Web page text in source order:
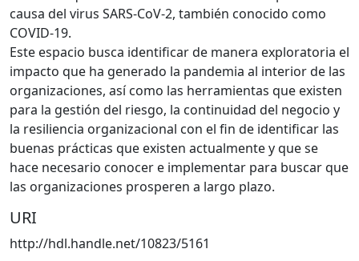
causa del virus SARS-CoV-2, también conocido como
COVID-19.
Este espacio busca identificar de manera exploratoria el
impacto que ha generado la pandemia al interior de las
organizaciones, así como las herramientas que existen
para la gestión del riesgo, la continuidad del negocio y
la resiliencia organizacional con el fin de identificar las
buenas prácticas que existen actualmente y que se
hace necesario conocer e implementar para buscar que
las organizaciones prosperen a largo plazo.
URI
http://hdl.handle.net/10823/5161